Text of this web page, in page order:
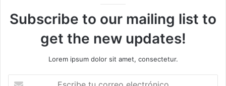
Subscribe to our mailing list to
get the new updates!
Lorem ipsum dolor sit amet, consectetur.